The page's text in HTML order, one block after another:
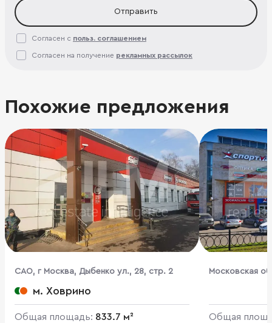
Отправить
Согласен с польз. соглашением
Согласен на получение рекламных рассылок
Похожие предложения
CАО, г Москва, Дыбенко ул., 28, стр. 2
м. Ховрино
Общая площадь: 833.7 м²
Московская
Общая